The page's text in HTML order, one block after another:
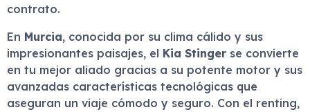
contrato.
En Murcia, conocida por su clima cálido y sus
impresionantes paisajes, el Kia Stinger se convierte
en tu mejor aliado gracias a su potente motor y sus
avanzadas características tecnológicas que
aseguran un viaje cómodo y seguro. Con el renting,